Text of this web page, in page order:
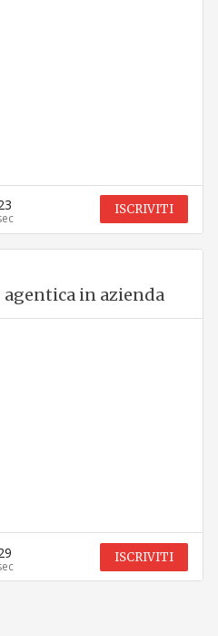
ISCRIVITI
in azienda
ISCRIVITI